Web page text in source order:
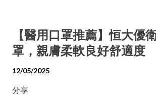
【醫用口罩推薦】恒大優
罩，親膚柔軟良好舒適度
12/05/2025
分享